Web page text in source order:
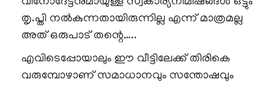
തൃ.പ്തി നൽകുന്നതായിരുന്നില്ല എന്ന് മാത്രമല്ല
അത് ഒരുപാട് തന്റെ…..
എവിടെപ്പോയാലും ഈ വീട്ടിലേക്ക് തിരികെ
വരുമ്പോഴാണ് സമാധാനവും സന്തോഷവും